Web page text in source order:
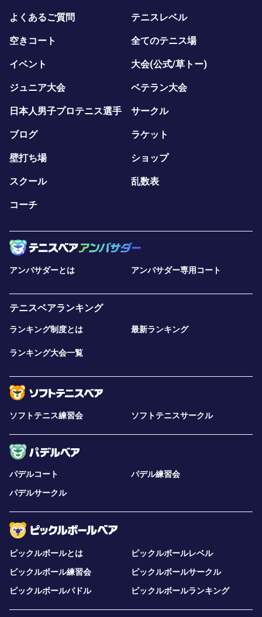
よくあるご質問 テニスレベル
空きコート 全てのテニス場
イベント 大会(公式/草トー)
ジュニア大会 ベテラン大会
日本人男子プロテニス選手 サークル
ブログ ラケット
壁打ち場 ショップ
スクール 乱数表
コーチ
アンバサダーとは アンバサダー専用コート
テニスベアランキング
ランキング制度とは 最新ランキング
ランキング大会一覧
ソフトテニス練習会 ソフトテニスサークル
パデルコート
パデル練習会
パデルサークル
ピックルボールとは
ピックルボールレベル
ピックルボール練習会
ピックルボールサークル
ピックルボールパドル
ピックルボールランキング